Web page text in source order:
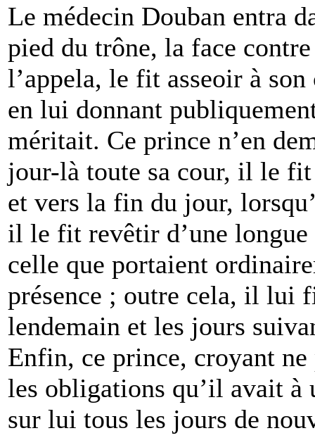
Le médecin Douban entra
pied du trône, la face
l’appela, le fit asseoir à
en lui donnant
méritait. Ce prince n’en
jour-là toute sa cour, il le
et vers la fin du jour,
il le fit revêtir d’une
celle que portaient
présence ; outre cela, il lui
lendemain et les jours
Enfin, ce prince, croyant
les obligations qu’il avait à
sur lui tous les jours de